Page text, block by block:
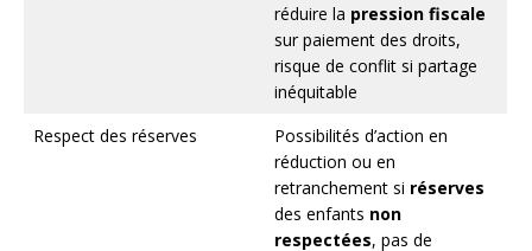
réduire la pression fiscale
sur paiement des droits,
risque de conflit si partage
inéquitable
Respect des réserves
Possibilités d’action en
réduction ou en
retranchement si réserves
des enfants non
respectées, pas de